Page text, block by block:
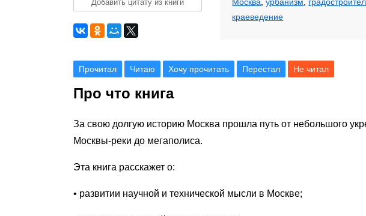
Добавить цитату из книги
краеведение
Прочитал Читаю Хочу прочитать Перестал Не читал
Про что книга
За свою долгую историю Москва прошла путь от небольшого
Москвы-реки до мегаполиса.
Эта книга расскажет о:
• развитии научной и технической мысли в Москве;